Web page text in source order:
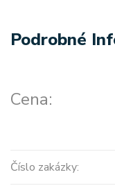
Podrobné
Cena:
Číslo zakázky: